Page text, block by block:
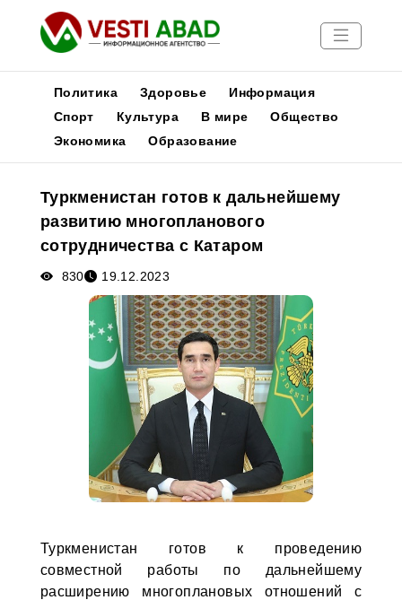
Новости
Медиа
Афиша
Политика Здоровье
Информация
Спорт
Культура В мире
Общество
Экономика
Образование
Туркменистан готов к дальнейшему
развитию многопланового
сотрудничества с Катаром
830 19.12.2023
Туркменистан готов к проведению
совместной работы по дальнейшему
расширению многоплановых отношений с